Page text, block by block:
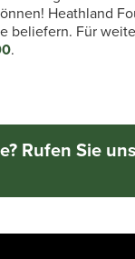
Heathland
Für
.
Rufen Sie